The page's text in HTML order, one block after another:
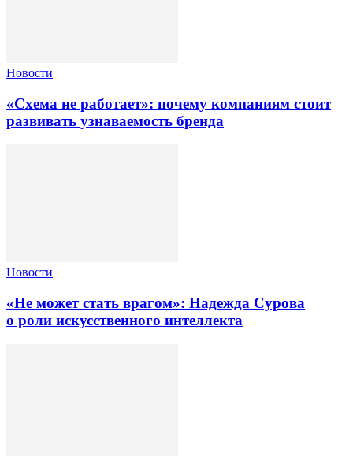
Новости
«Схема не работает»: почему компаниям стоит
развивать узнаваемость бренда
Новости
«Не может стать врагом»: Надежда Сурова
о роли искусственного интеллекта